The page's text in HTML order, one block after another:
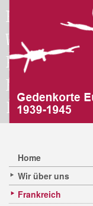
Home
Wir über uns
Frankreich